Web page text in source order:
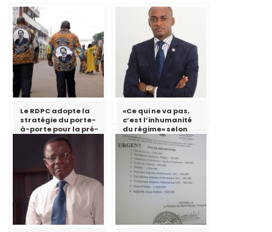
Le RDPC adopte la
stratégie du porte-
à-porte pour la pré-
campagne
électorale dans la
région de
l’Adamaoua
«Ce qui ne va pas,
c’est l’inhumanité
du régime» selon
Cabral Libii